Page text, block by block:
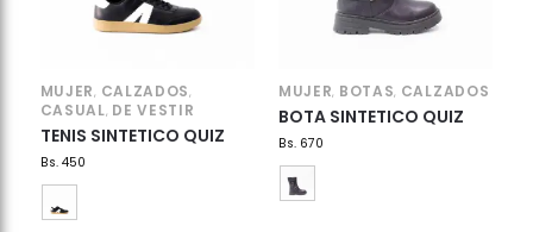
MUJER, CALZADOS,
CASUAL, DE VESTIR
TENIS SINTETICO QUIZ
Bs.450
MUJER, BOTAS, CALZADOS
BOTA SINTETICO QUIZ
Bs.670